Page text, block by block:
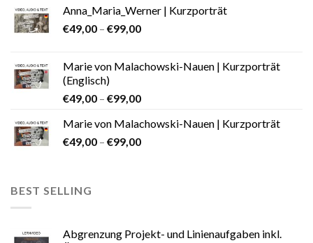
Anna_Maria_Werner | Kurzporträt
€49,00 – €99,00
Marie von Malachowski-Nauen | Kurzporträt
(Englisch)
€49,00 – €99,00
Marie von Malachowski-Nauen | Kurzporträt
€49,00 – €99,00
BEST SELLING
Abgrenzung Projekt- und Linienaufgaben inkl.